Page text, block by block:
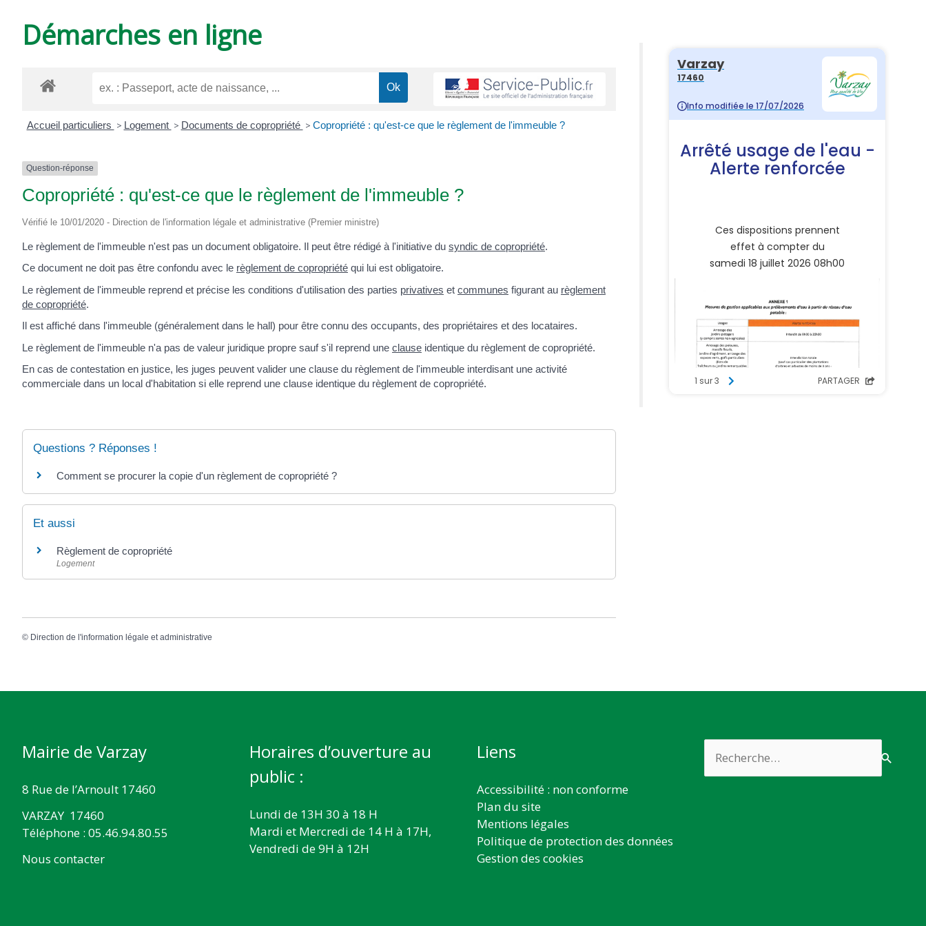
VARZAY
Démarches en ligne
Accueil particuliers > Logement > Documents de copropriété > Copropriété : qu'est-ce que le règlement de l'immeuble ?
Question-réponse
Copropriété : qu'est-ce que le règlement de l'immeuble ?
Vérifié le 10/01/2020 - Direction de l'information légale et administrative (Premier ministre)
Le règlement de l'immeuble n'est pas un document obligatoire. Il peut être rédigé à l'initiative du syndic de copropriété.
Ce document ne doit pas être confondu avec le règlement de copropriété qui lui est obligatoire.
Le règlement de l'immeuble reprend et précise les conditions d'utilisation des parties privatives et communes figurant au règlement
de copropriété.
Il est affiché dans l'immeuble (généralement dans le hall) pour être connu des occupants, des propriétaires et des locataires.
Le règlement de l'immeuble n'a pas de valeur juridique propre sauf s'il reprend une clause identique du règlement de copropriété.
En cas de contestation en justice, les juges peuvent valider une clause du règlement de l'immeuble interdisant une activité
commerciale dans un local d'habitation si elle reprend une clause identique du règlement de copropriété.
Questions ? Réponses !
Comment se procurer la copie d'un règlement de copropriété ?
Et aussi
Règlement de copropriété
Logement
© Direction de l'information légale et administrative
Mairie de Varzay
8 Rue de l’Arnoult 17460
VARZAY 17460
Téléphone : 05.46.94.80.55
Nous contacter
Horaires d’ouverture au
public :
Lundi de 13H 30 à 18 H
Mardi et Mercredi de 14 H à 17H,
Vendredi de 9H à 12H
Liens
Accessibilité : non conforme
Plan du site
Mentions légales
Politique de protection des données
Gestion des cookies